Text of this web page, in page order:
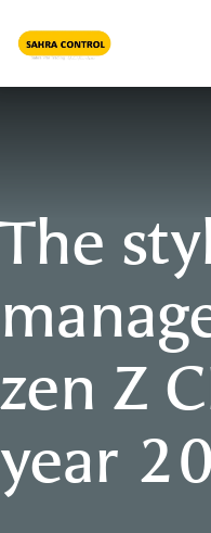
The
zen Z
year